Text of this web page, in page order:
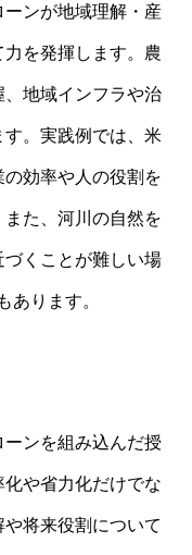
ンが地域理解・産
を発揮します。農
地域インフラや治
。実践例では、米
効率や人の役割を
た、河川の自然を
くことが難しい場
あります。
ンを組み込んだ授
や省力化だけでな
将来役割について